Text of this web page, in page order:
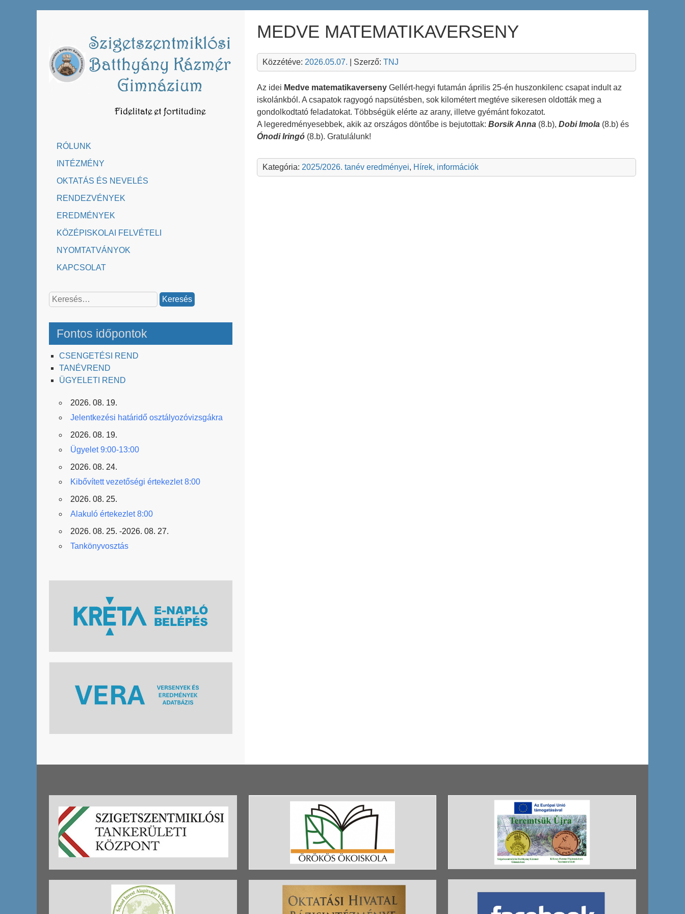
RÓLUNK
INTÉZMÉNY
OKTATÁS ÉS NEVELÉS
RENDEZVÉNYEK
EREDMÉNYEK
KÖZÉPISKOLAI FELVÉTELI
NYOMTATVÁNYOK
KAPCSOLAT
Keresés:
Fontos időpontok
CSENGETÉSI REND
TANÉVREND
ÜGYELETI REND
2026. 08. 19.
Jelentkezési határidő osztályozóvizsgákra
2026. 08. 19.
Ügyelet 9:00-13:00
2026. 08. 24.
Kibővített vezetőségi értekezlet 8:00
2026. 08. 25.
Alakuló értekezlet 8:00
2026. 08. 25. -2026. 08. 27.
Tankönyvosztás
MEDVE MATEMATIKAVERSENY
Közzétéve: 2026.05.07. | Szerző: TNJ
Az idei Medve matematikaverseny Gellért-hegyi futamán április 25-én huszonkilenc csapat indult az
iskolánkból. A csapatok ragyogó napsütésben, sok kilométert megtéve sikeresen oldották meg a
gondolkodtató feladatokat. Többségük elérte az arany, illetve gyémánt fokozatot.
A legeredményesebbek, akik az országos döntőbe is bejutottak: Borsik Anna (8.b), Dobi Imola (8.b) és
Ónodi Iringó (8.b). Gratulálunk!
Kategória: 2025/2026. tanév eredményei, Hírek, információk